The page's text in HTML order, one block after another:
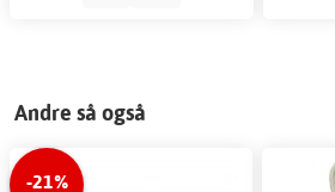
Andre så også
-21%